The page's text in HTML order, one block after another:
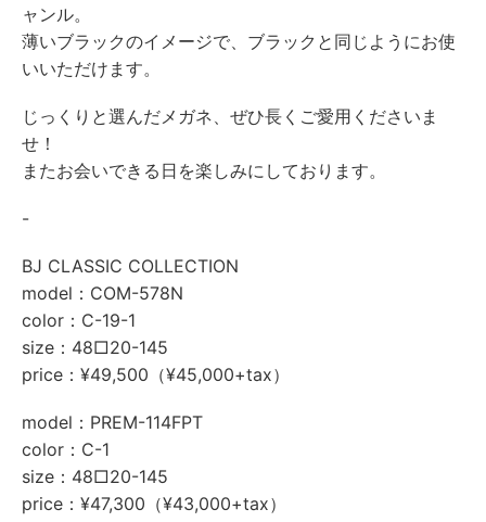
ャンル。
薄いブラックのイメージで、ブラックと同じようにお使
いいただけます。
じっくりと選んだメガネ、ぜひ長くご愛用くださいま
せ！
またお会いできる日を楽しみにしております。
-
BJ CLASSIC COLLECTION
model：COM-578N
color：C-19-1
size：48□20-145
price：¥49,500（¥45,000+tax）
model：PREM-114FPT
color：C-1
size：48□20-145
price：¥47,300（¥43,000+tax）